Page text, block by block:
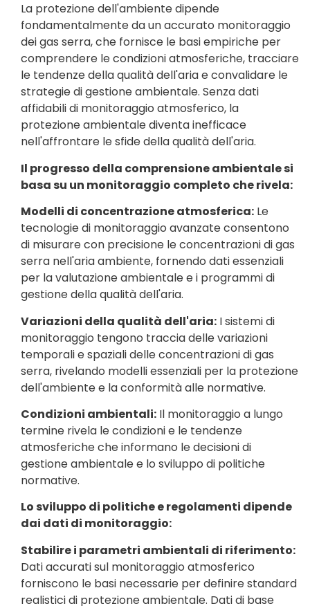
La protezione dell'ambiente dipende
fondamentalmente da un accurato monitoraggio
dei gas serra, che fornisce le basi empiriche per
comprendere le condizioni atmosferiche, tracciare
le tendenze della qualità dell'aria e convalidare le
strategie di gestione ambientale. Senza dati
affidabili di monitoraggio atmosferico, la
protezione ambientale diventa inefficace
nell'affrontare le sfide della qualità dell'aria.
Il progresso della comprensione ambientale si
basa su un monitoraggio completo che rivela:
Modelli di concentrazione atmosferica: Le
tecnologie di monitoraggio avanzate consentono
di misurare con precisione le concentrazioni di gas
serra nell'aria ambiente, fornendo dati essenziali
per la valutazione ambientale e i programmi di
gestione della qualità dell'aria.
Variazioni della qualità dell'aria: I sistemi di
monitoraggio tengono traccia delle variazioni
temporali e spaziali delle concentrazioni di gas
serra, rivelando modelli essenziali per la protezione
dell'ambiente e la conformità alle normative.
Condizioni ambientali: Il monitoraggio a lungo
termine rivela le condizioni e le tendenze
atmosferiche che informano le decisioni di
gestione ambientale e lo sviluppo di politiche
normative.
Lo sviluppo di politiche e regolamenti dipende
dai dati di monitoraggio:
Stabilire i parametri ambientali di riferimento:
Dati accurati sul monitoraggio atmosferico
forniscono le basi necessarie per definire standard
realistici di protezione ambientale. Dati di base